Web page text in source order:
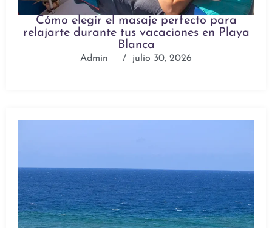
Cómo elegir el masaje perfecto para
relajarte durante tus vacaciones en Playa
Blanca
Admin / julio 30, 2026